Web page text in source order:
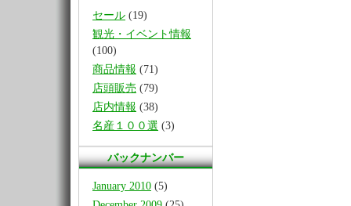
セール (19)
観光・イベント情報
(100)
商品情報 (71)
店頭販売 (79)
店内情報 (38)
名産１００選 (3)
バックナンバー
January 2010 (5)